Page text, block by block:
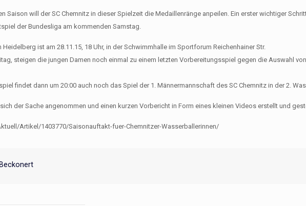
Saison will der SC Chemnitz in dieser Spielzeit die Medaillenränge anpeilen. Ein erster wichtiger
der Bundesliga am kommenden Samstag.
ist am 28.11.15, 18 Uhr, in der Schwimmhalle im Sportforum Reichenhainer Str.
steigen die jungen Damen noch einmal zu einem letzten Vorbereitungsspiel gegen die Auswahl
findet dann um 20:00 auch noch das Spiel der 1. Männermannschaft des SC Chemnitz in der 2.
der Sache angenommen und einen kurzen Vorbericht in Form eines kleinen Videos erstellt und
Artikel/1403770/Saisonauftakt-fuer-Chemnitzer-Wasserballerinnen/